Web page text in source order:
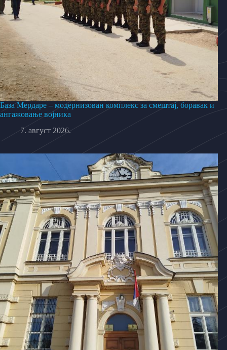
База Мердаре – модернизован комплекс за смештај, боравак и
ангажовање војника
7. август 2026.